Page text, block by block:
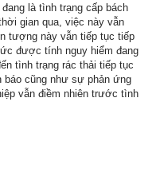
là tình trạng cấp bách
gian qua, việc này vẫn
tượng này vẫn tiếp tục tiếp
được tính nguy hiểm đang
tình trạng rác thải tiếp tục
báo cũng như sự phản ứng
vẫn điềm nhiên trước tình